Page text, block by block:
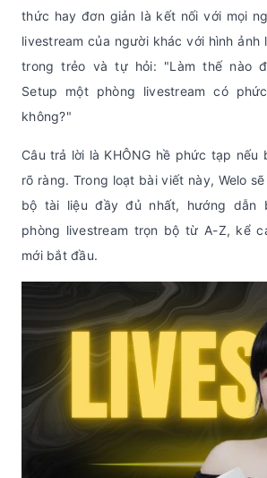
thức hay đơn giản là kết nối với mọi
livestream của người khác với hình ảnh
trong trẻo và tự hỏi: "Làm thế nào
Setup một phòng livestream có
không?"
Câu trả lời là KHÔNG hề phức tạp nếu
rõ ràng. Trong loạt bài viết này, Welo
bộ tài liệu đầy đủ nhất, hướng dẫn
phòng livestream trọn bộ từ A-Z, kể
mới bắt đầu.